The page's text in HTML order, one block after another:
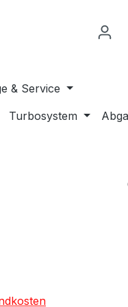
& Service
Turbosystem